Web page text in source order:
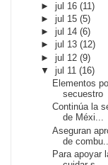
►jul 16(11)
►jul 15(5)
►jul 14(6)
►jul 13(12)
►jul 12(9)
▼jul 11(16)
Elementos
secuestro
Continúa la
de Méxi...
Aseguran
de combu...
Para apoyar